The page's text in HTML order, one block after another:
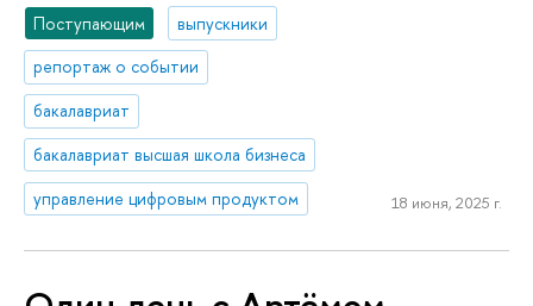
Поступающим
выпускники
репортаж о событии
бакалавриат
бакалавриат высшая школа бизнеса
управление цифровым продуктом
18 июня, 2025 г.